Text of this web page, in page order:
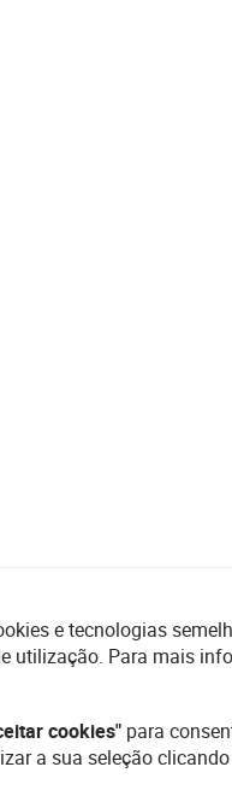
e tecnologias
utilização. Para mais
cookies" para
a sua seleção